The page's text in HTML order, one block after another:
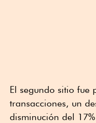
El segundo sitio fue
transacciones, un
disminución del